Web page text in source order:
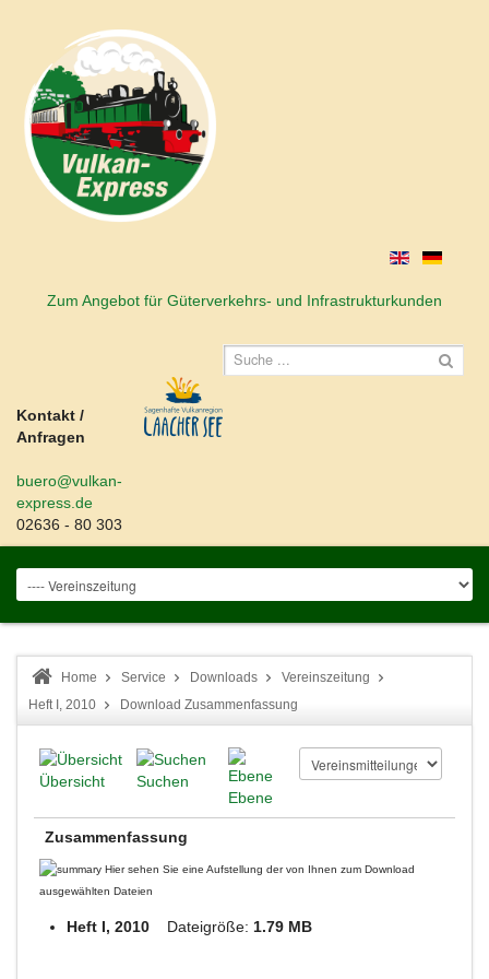
Zum Angebot für Güterverkehrs- und Infrastrukturkunden
Kontakt /
Anfragen
buero@vulkan-
express.de
02636 - 80 303
Home Service Downloads
Vereinszeitung
Heft I, 2010
Download Zusammenfassung
Übersicht
Suchen
Ebene
Zusammenfassung
Hier sehen Sie eine Aufstellung der von Ihnen zum Download
ausgewählten Dateien
Heft I, 2010 Dateigröße: 1.79 MB